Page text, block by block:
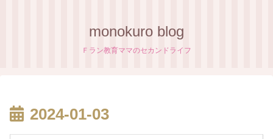
monokuro blog
Ｆラン教育ママのセカンドライフ
2024-01-03